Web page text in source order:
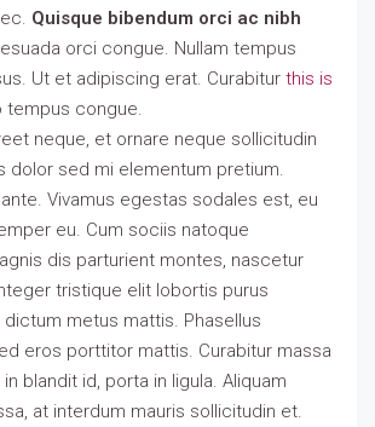
Quisque bibendum orci ac nibh
orci congue. Nullam tempus
Ut et adipiscing erat. Curabitur this is
tempus congue.
neque, et ornare neque sollicitudin
dolor sed mi elementum pretium.
Vivamus egestas sodales est, eu
eu. Cum sociis natoque
dis parturient montes, nascetur
tristique elit lobortis purus
dictum metus mattis. Phasellus
eros porttitor mattis. Curabitur massa
blandit id, porta in ligula. Aliquam
at interdum mauris sollicitudin et.